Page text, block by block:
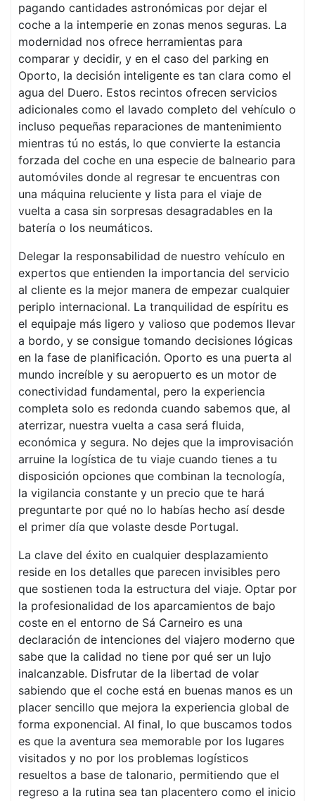
pagando cantidades astronómicas por dejar el
coche a la intemperie en zonas menos seguras. La
modernidad nos ofrece herramientas para
comparar y decidir, y en el caso del parking en
Oporto, la decisión inteligente es tan clara como el
agua del Duero. Estos recintos ofrecen servicios
adicionales como el lavado completo del vehículo o
incluso pequeñas reparaciones de mantenimiento
mientras tú no estás, lo que convierte la estancia
forzada del coche en una especie de balneario para
automóviles donde al regresar te encuentras con
una máquina reluciente y lista para el viaje de
vuelta a casa sin sorpresas desagradables en la
batería o los neumáticos.
Delegar la responsabilidad de nuestro vehículo en
expertos que entienden la importancia del servicio
al cliente es la mejor manera de empezar cualquier
periplo internacional. La tranquilidad de espíritu es
el equipaje más ligero y valioso que podemos llevar
a bordo, y se consigue tomando decisiones lógicas
en la fase de planificación. Oporto es una puerta al
mundo increíble y su aeropuerto es un motor de
conectividad fundamental, pero la experiencia
completa solo es redonda cuando sabemos que, al
aterrizar, nuestra vuelta a casa será fluida,
económica y segura. No dejes que la improvisación
arruine la logística de tu viaje cuando tienes a tu
disposición opciones que combinan la tecnología,
la vigilancia constante y un precio que te hará
preguntarte por qué no lo habías hecho así desde
el primer día que volaste desde Portugal.
La clave del éxito en cualquier desplazamiento
reside en los detalles que parecen invisibles pero
que sostienen toda la estructura del viaje. Optar por
la profesionalidad de los aparcamientos de bajo
coste en el entorno de Sá Carneiro es una
declaración de intenciones del viajero moderno que
sabe que la calidad no tiene por qué ser un lujo
inalcanzable. Disfrutar de la libertad de volar
sabiendo que el coche está en buenas manos es un
placer sencillo que mejora la experiencia global de
forma exponencial. Al final, lo que buscamos todos
es que la aventura sea memorable por los lugares
visitados y no por los problemas logísticos
resueltos a base de talonario, permitiendo que el
regreso a la rutina sea tan placentero como el inicio